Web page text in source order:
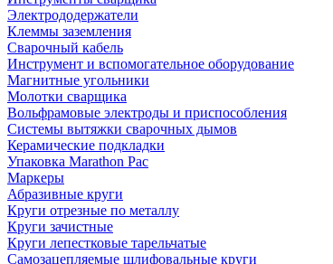
Электрододержатели
Клеммы заземления
Сварочный кабель
Инструмент и вспомогательное оборудование
Магнитные угольники
Молотки сварщика
Вольфрамовые электроды и приспособления
Системы вытяжки сварочных дымов
Керамические подкладки
Упаковка Marathon Pac
Маркеры
Абразивные круги
Круги отрезные по металлу
Круги зачистные
Круги лепестковые тарельчатые
Самозацепляемые шлифовальные круги